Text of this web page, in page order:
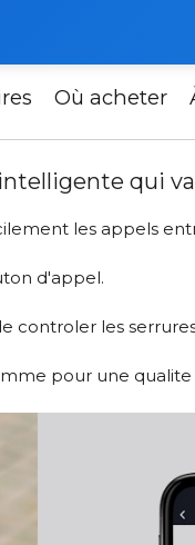
Où acheter
renvoi d'appel
qui
les appels
d'appel.
controler les
pour une